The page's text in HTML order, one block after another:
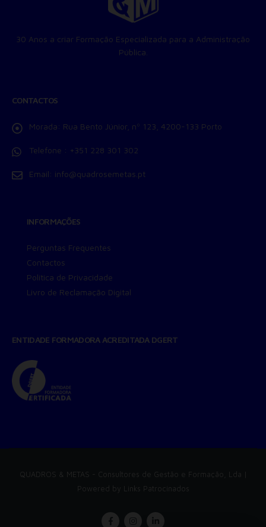
30 Anos a criar Formação Especializada para a Administração
Pública.
CONTACTOS
Morada: Rua Bento Júnior, nº 123, 4200-133 Porto
Telefone : +351 228 301 302
Email: info@quadrosemetas.pt
INFORMAÇÕES
Perguntas Frequentes
Contactos
Política de Privacidade
Livro de Reclamação Digital
ENTIDADE FORMADORA ACREDITADA DGERT
QUADROS & METAS - Consultores de Gestão e Formação, Lda |
Powered by Links Patrocinados
Permitir suporte a funcionalidades do site.
Permitir personalização e recomendações de video.
autenticação e prevenção de fraudes.
ID de Rastreamento Negado
Para rejeitar os cookies, desmarque as caixas de